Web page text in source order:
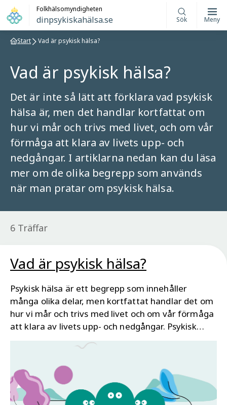
Folkhälsomyndigheten
dinpsykiskahälsa.se Sök Meny
Start Vad är psykisk hälsa?
Vad är psykisk hälsa?
Det är inte så lätt att förklara vad psykisk
hälsa är, men det handlar kortfattat om
hur vi mår och trivs med livet, och om vår
förmåga att klara av livets upp- och
nedgångar. I artiklarna nedan kan du läsa
mer om de olika begrepp som används
när man pratar om psykisk hälsa.
6 Träffar
Vad är psykisk hälsa?
Psykisk hälsa är ett begrepp som innehåller
många olika delar, men kortfattat handlar det om
hur vi mår och trivs med livet och om vår förmåga
att klara av livets upp- och nedgångar. Psykisk
hälsa används som ett paraplybegrepp och
inkluderar både psykiskt välbefinnande, psykiska
besvär och psykiatriska tillstånd.